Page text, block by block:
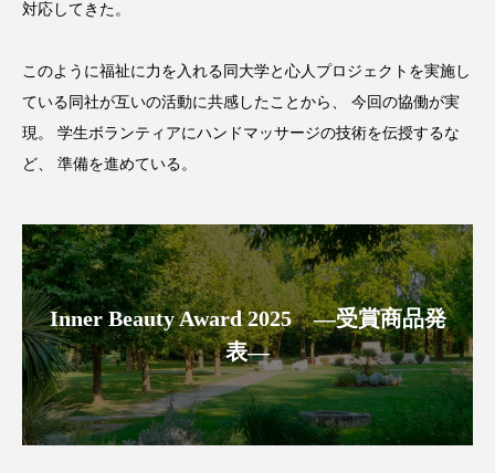
スマートウォッチ
スマートリング セーフプレイス セラミド
ソーシャルウェルネス
タンパク質 ディープクレンジング
デジタルデトックス デトックス
ドライヤー 温度 髪 ダメージ ナイアシンアミド
ナイトプロテイン ナイトルーティン 金木犀
パーソナライズ バーチャルメイク
対応してきた。
このように福祉に力を入れる同大学と心人プロジェクトを実施し
ている同社が互いの活動に共感したことから、 今回の協働が実
現。 学生ボランティアにハンドマッサージの技術を伝授するな
ど、 準備を進めている。
Inner Beauty Award 2025 ―受賞商品発
表―